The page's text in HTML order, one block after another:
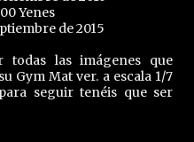
Yenes
de 2015
todas las imágenes que
Gym Mat ver. a escala 1/7
seguir tenéis que ser